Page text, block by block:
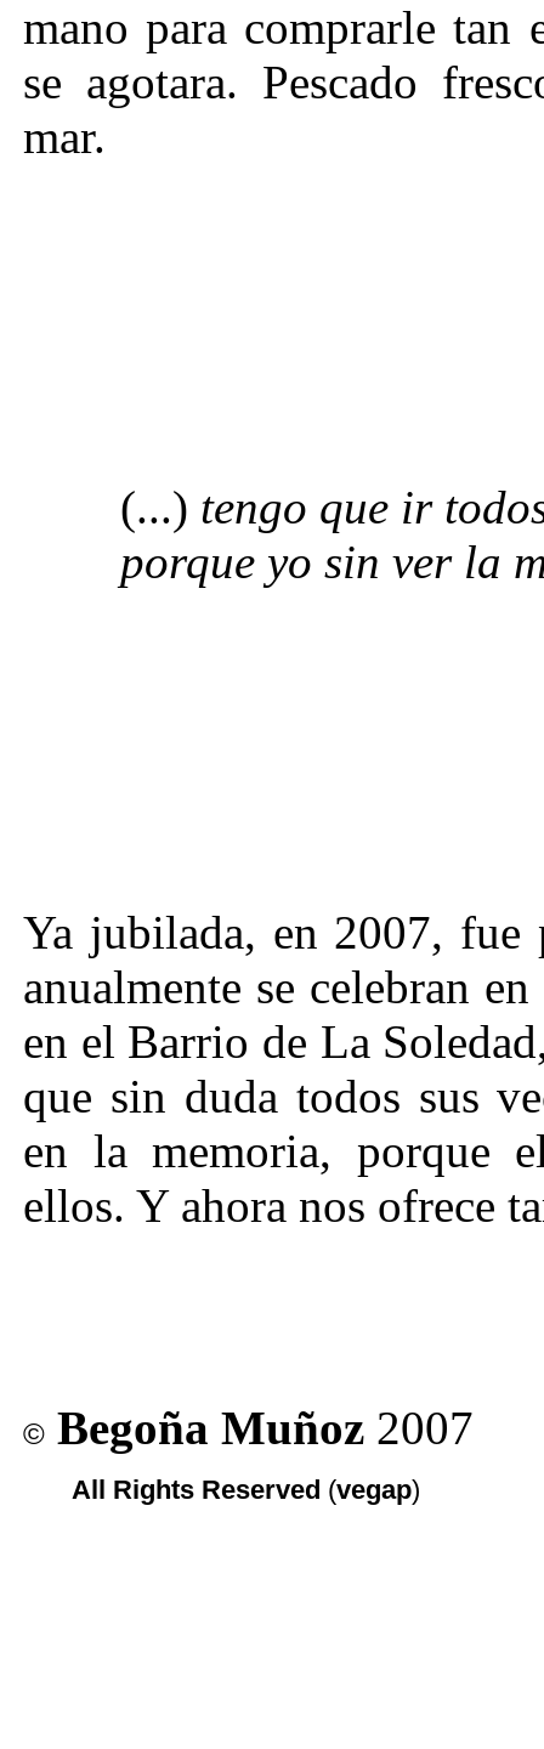
mano para comprarle tan
se agotara. Pescado
mar.
(...) tengo que ir
porque yo sin ver la
Ya jubilada, en 2007, fue
anualmente se celebran
en el Barrio de La
que sin duda todos sus
en la memoria, porque
ellos. Y ahora nos ofrece
© Begoña Muñoz 2007
All Rights Reserved (vegap)